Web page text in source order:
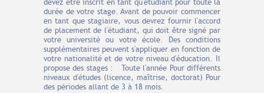
devez être inscrit en tant qu'étudiant pour toute la
durée de votre stage. Avant de pouvoir commencer
en tant que stagiaire, vous devrez fournir l'accord
de placement de l'étudiant, qui doit être signé par
votre université ou votre école. Des conditions
supplémentaires peuvent s'appliquer en fonction de
votre nationalité et de votre niveau d'éducation. Il
propose des stages : Toute l'année Pour différents
niveaux d'études (licence, maîtrise, doctorat) Pour
des périodes allant de 3 à 18 mois.